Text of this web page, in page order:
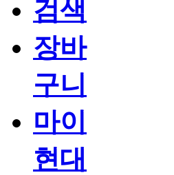
검색
장바
구니
마이
현대